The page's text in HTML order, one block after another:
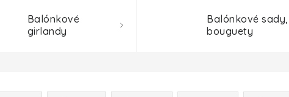
Balónkové
girlandy
Balónkové sady,
bouguety